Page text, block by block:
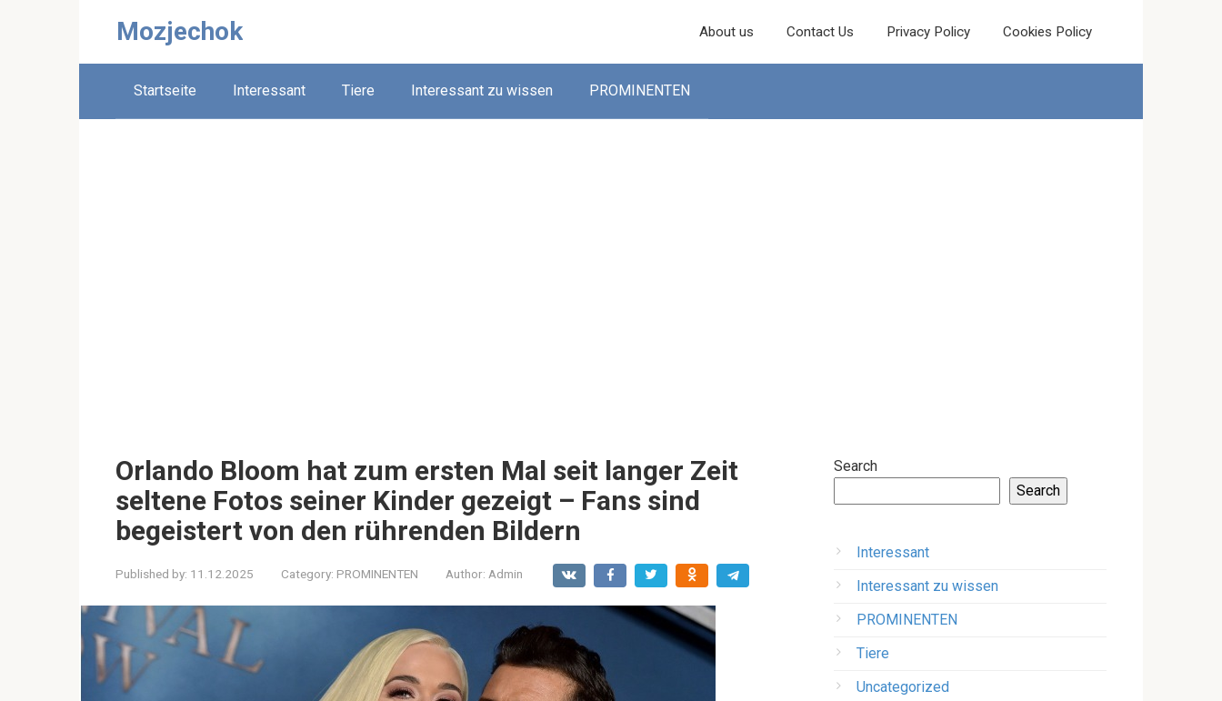
Mozjechok About us Contact Us Privacy Policy Cookies Policy
Startseite Interessant Tiere Interessant zu wissen PROMINENTEN
Orlando Bloom hat zum ersten Mal seit langer Zeit
seltene Fotos seiner Kinder gezeigt – Fans sind
begeistert von den rührenden Bildern
Published by: 11.12.2025 Category: PROMINENTEN Author: Admin
Search
Search
Interessant
Interessant zu wissen
PROMINENTEN
Tiere
Uncategorized